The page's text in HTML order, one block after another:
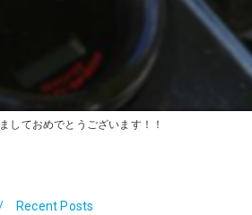
しておめでとうございます！！
Recent Posts